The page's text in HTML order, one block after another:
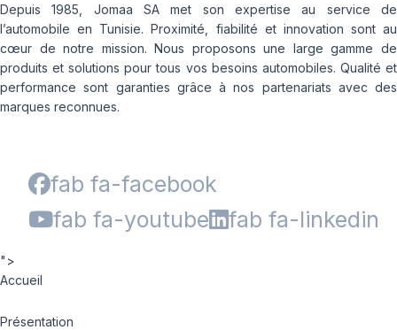
Depuis 1985, Jomaa SA met son expertise au service de
l’automobile en Tunisie. Proximité, fiabilité et innovation sont au
cœur de notre mission. Nous proposons une large gamme de
produits et solutions pour tous vos besoins automobiles. Qualité et
performance sont garanties grâce à nos partenariats avec des
marques reconnues.
fab fa-facebook
fab fa-youtube
fab fa-linkedin
">
Accueil
Présentation